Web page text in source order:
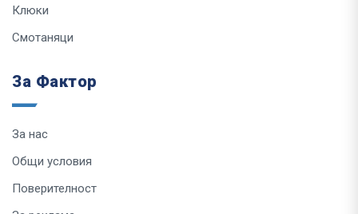
Клюки
Смотаняци
За Фактор
За нас
Общи условия
Поверителност